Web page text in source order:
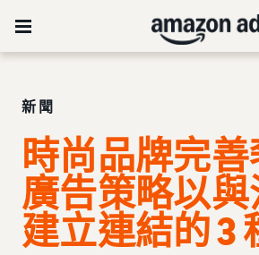
新聞
時尚品牌完
廣告策略以
建立連結的 3